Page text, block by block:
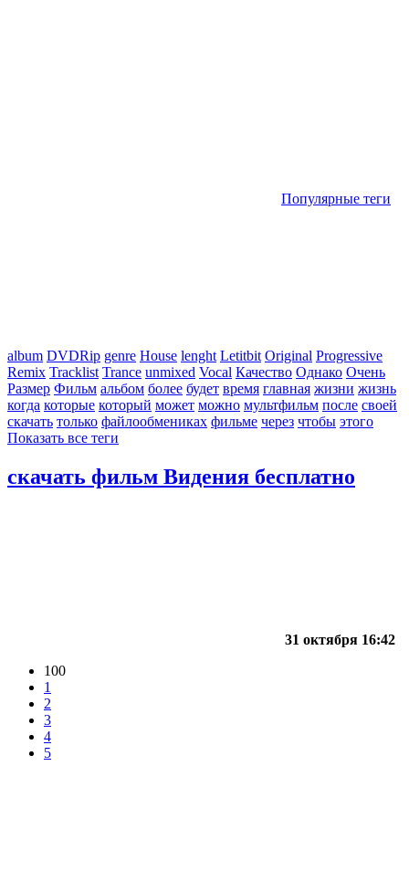
Популярные теги
album DVDRip genre House lenght Letitbit Original Progressive
Remix Tracklist Trance unmixed Vocal Качество Однако Очень
Размер Фильм альбом более будет время главная жизни жизнь
когда которые который может можно мультфильм после своей
скачать только файлообмениках фильме через чтобы этого
Показать все теги
скачать фильм Видения бесплатно
31 октября 16:42
100
1
2
3
4
5